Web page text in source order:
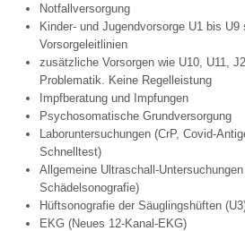
Notfallversorgung
Kinder- und Jugendvorsorge U1 bis
Vorsorgeleitlinien
zusätzliche Vorsorgen wie U10, U11, J2
Problematik. Keine Regelleistung
Impfberatung und Impfungen
Psychosomatische Grundversorgung
Laboruntersuchungen (CrP, Covid-
Schnelltest)
Allgemeine Ultraschall-Untersuchungen
Schädelsonografie)
Hüftsonografie der Säuglingshüften
EKG (Neues 12-Kanal-EKG)